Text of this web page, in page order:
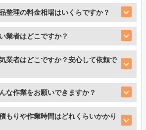
整理の料金相場はいくらですか？
業者はどこですか？
業者はどこですか？安心して依頼で
な作業をお願いできますか？
もりや作業時間はどれくらいかかり